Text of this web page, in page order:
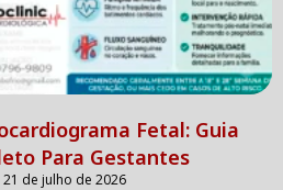
Fetal: Guia
Para Gestantes
21 de julho de 2026